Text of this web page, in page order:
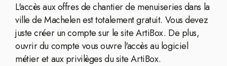
L'accès aux offres de chantier de menuiseries dans la
ville de Machelen est totalement gratuit. Vous devez
juste créer un compte sur le site ArtiBox. De plus,
ouvrir du compte vous ouvre l'accès au logiciel
métier et aux privilèges du site ArtiBox.